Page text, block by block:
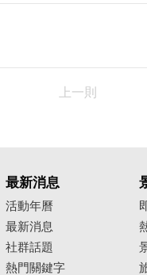
上一則
最新消息
活動年曆
最新消息
社群話題
熱門關鍵字